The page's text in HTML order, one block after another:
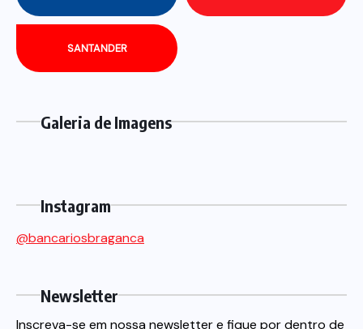
SANTANDER
Galeria de Imagens
Instagram
@bancariosbraganca
Newsletter
Inscreva-se em nossa newsletter e fique por dentro de